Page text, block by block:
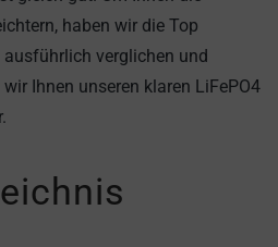
haben wir die Top
ausführlich verglichen und
Ihnen unseren klaren LiFePO4